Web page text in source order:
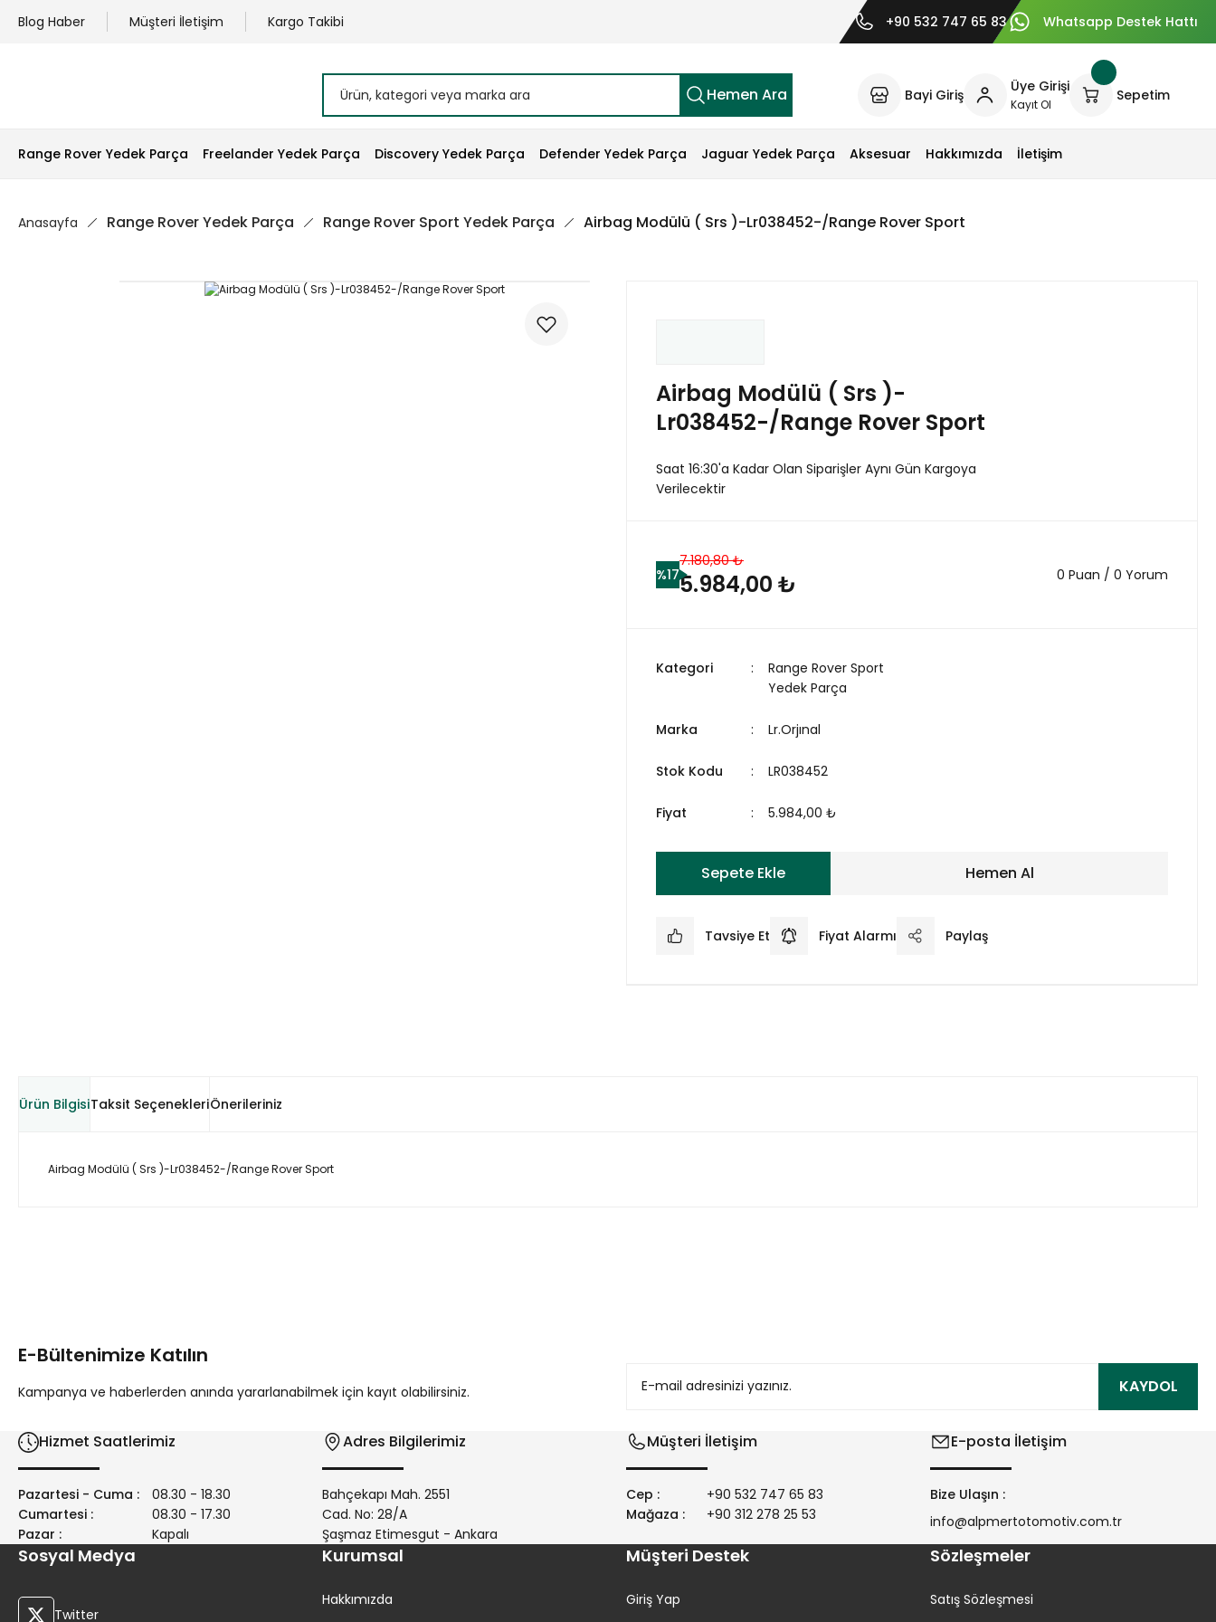
Blog Haber Müşteri İletişim Kargo Takibi +90 532 747 65 83 Whatsapp Destek Hattı
Hemen Ara Bayi Giriş Üye Girişi
Kayıt Ol
Sepetim
Range Rover Yedek Parça Freelander Yedek Parça Discovery Yedek Parça Defender Yedek Parça Jaguar Yedek Parça Aksesuar Hakkımızda İletişim
Anasayfa Range Rover Yedek Parça Range Rover Sport Yedek Parça Airbag Modülü ( Srs )-Lr038452-/Range Rover Sport
Airbag Modülü ( Srs )-
Lr038452-/Range Rover Sport
Saat 16:30'a Kadar Olan Siparişler Aynı Gün Kargoya
Verilecektir
%17
7.180,80 ₺
5.984,00 ₺ 0 Puan / 0 Yorum
Kategori
Range Rover Sport
Yedek Parça
Marka Lr.Orjınal
Stok Kodu LR038452
Fiyat 5.984,00 ₺
Sepete Ekle Hemen Al
Tavsiye Et Fiyat Alarmı Paylaş
Ürün BilgisiTaksit SeçenekleriÖnerileriniz
Airbag Modülü ( Srs )-Lr038452-/Range Rover Sport
Ürün bilgilerinde hatalar bulunuyor.
E-Bültenimize Katılın
Kampanya ve haberlerden anında yararlanabilmek için kayıt olabilirsiniz. KAYDOL
Hizmet Saatlerimiz
Pazartesi - Cuma :
08.30 - 18.30
Cumartesi :
08.30 - 17.30
Pazar :
Kapalı
Adres Bilgilerimiz
Bahçekapı Mah. 2551
Cad. No: 28/A
Şaşmaz Etimesgut - Ankara
Müşteri İletişim
Cep :
+90 532 747 65 83
Mağaza :
+90 312 278 25 53
E-posta İletişim
Bize Ulaşın :
info@alpmertotomotiv.com.tr
Sosyal Medya
Twitter
Kurumsal
Hakkımızda
Müşteri Destek
Giriş Yap
Sözleşmeler
Satış Sözleşmesi